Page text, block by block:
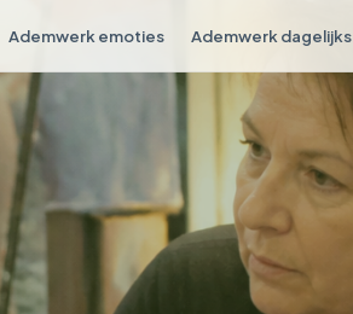
Ademwerk emoties Ademwerk dagelijks